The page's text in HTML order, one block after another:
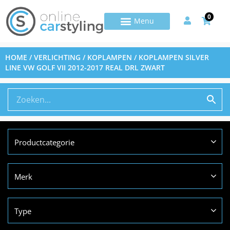
0
HOME /VERLICHTING / KOPLAMPEN / KOPLAMPEN SILVER
LINE VW GOLF VII 2012-2017 REAL DRL ZWART
Productcategorie
Merk
Type